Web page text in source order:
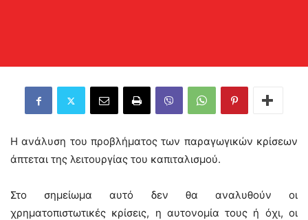
Η ανάλυση του προβλήματος των παραγωγικών κρίσεων
άπτεται της λειτουργίας του καπιταλισμού.
Στο σημείωμα αυτό δεν θα αναλυθούν οι
χρηματοπιστωτικές κρίσεις, η αυτονομία τους ή όχι, οι